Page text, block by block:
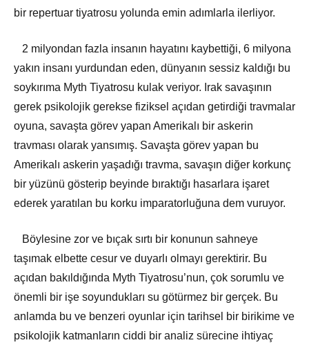
bir repertuar tiyatrosu yolunda emin adımlarla ilerliyor.
2 milyondan fazla insanın hayatını kaybettiği, 6 milyona
yakın insanı yurdundan eden, dünyanın sessiz kaldığı bu
soykırıma Myth Tiyatrosu kulak veriyor. Irak savaşının
gerek psikolojik gerekse fiziksel açıdan getirdiği travmalar
oyuna, savaşta görev yapan Amerikalı bir askerin
travması olarak yansımış. Savaşta görev yapan bu
Amerikalı askerin yaşadığı travma, savaşın diğer korkunç
bir yüzünü gösterip beyinde bıraktığı hasarlara işaret
ederek yaratılan bu korku imparatorluğuna dem vuruyor.
Böylesine zor ve bıçak sırtı bir konunun sahneye
taşımak elbette cesur ve duyarlı olmayı gerektirir. Bu
açıdan bakıldığında Myth Tiyatrosu’nun, çok sorumlu ve
önemli bir işe soyundukları su götürmez bir gerçek. Bu
anlamda bu ve benzeri oyunlar için tarihsel bir birikime ve
psikolojik katmanların ciddi bir analiz sürecine ihtiyaç